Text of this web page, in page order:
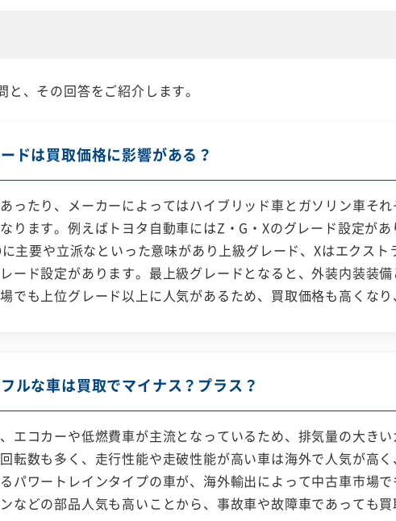
、その回答をご紹介します。
ドは買取価格に影響がある？
ったり、メーカーによってはハイブリッド車とガソリン車そ
ります。例えばトヨタ自動車にはZ・G・Xのグレード設定が
主要や立派なといった意味があり上級グレード、Xはエクス
ード設定があります。最上級グレードとなると、外装内装装
でも上位グレード以上に人気があるため、買取価格も高くなり
ルな車は買取でマイナス？プラス？
エコカーや低燃費車が主流となっているため、排気量の大き
転数も多く、走行性能や走破性能が高い車は海外で人気が高
パワートレインタイプの車が、海外輸出によって中古車市場
などの部品人気も高いことから、事故車や故障車であっても買